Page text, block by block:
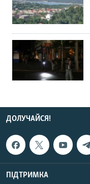
ДОЛУЧАЙСЯ!
ПІДТРИМКА